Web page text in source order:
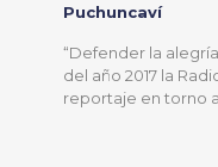
Puchuncaví
“Defender la
del año 2017 la
reportaje en torno